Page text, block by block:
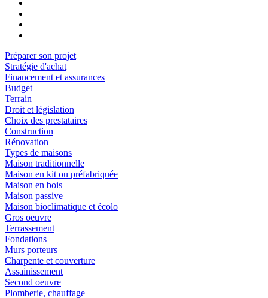
Préparer son projet
Stratégie d'achat
Financement et assurances
Budget
Terrain
Droit et législation
Choix des prestataires
Construction
Rénovation
Types de maisons
Maison traditionnelle
Maison en kit ou préfabriquée
Maison en bois
Maison passive
Maison bioclimatique et écolo
Gros oeuvre
Terrassement
Fondations
Murs porteurs
Charpente et couverture
Assainissement
Second oeuvre
Plomberie, chauffage